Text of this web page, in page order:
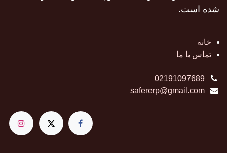
شده است.
خانه
تماس با ما
02191097689
safererp@gmail.com